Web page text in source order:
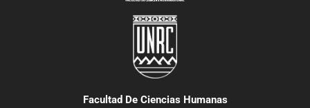
Facultad De Ciencias Humanas